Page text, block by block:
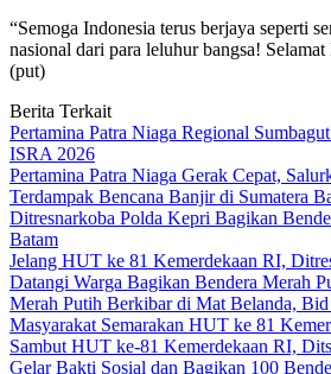
“Semoga Indonesia terus berjaya seperti
nasional dari para leluhur bangsa!
(put)
Berita Terkait
Pertamina Patra Niaga Regional
ISRA 2026
Pertamina Patra Niaga Gerak Cepat,
Terdampak Bencana Banjir di Sumatera
Ditresnarkoba Polda Kepri Bagikan
Batam
Jelang HUT ke 81 Kemerdekaan RI,
Datangi Warga Bagikan Bendera Merah
Merah Putih Berkibar di Mat Belanda,
Masyarakat Semarakan HUT ke 81
Sambut HUT ke-81 Kemerdekaan RI,
Gelar Bakti Sosial dan Bagikan 100